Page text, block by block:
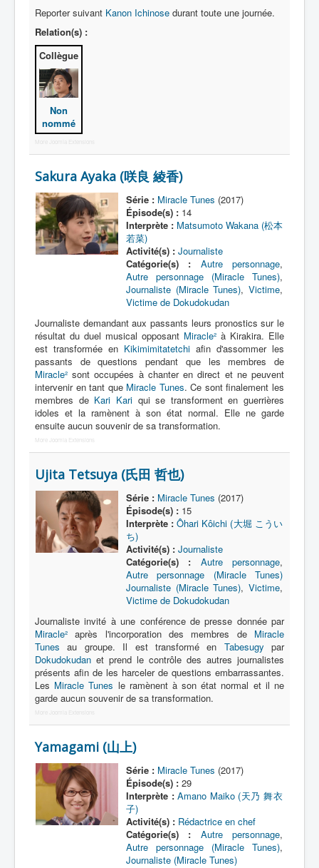
Reporter suivant Kanon Ichinose durant toute une journée.
Relation(s) :
Collègue
Non
nommé
More Joomla Extensions
Sakura Ayaka (咲良 綾香)
Série : Miracle Tunes (2017)
Épisode(s) :14
Interprète : Matsumoto Wakana (松本
若菜)
Activité(s) : Journaliste
Catégorie(s) :
Autre personnage,
Autre personnage (Miracle Tunes),
Journaliste (Miracle Tunes), Victime,
Victime de Dokudokudan
Journaliste demandant aux passants leurs pronostics sur le
résultat du duel musical opposant Miracle² à Kirakira. Elle
est transformée en Kikimimitatetchi afin d'assommer les
passants de questions pendant que les membres de
Miracle² sont occupées à chanter en direct et ne peuvent
intervenir en tant que Miracle Tunes. Ce sont finalement les
membres de Kari Kariqui se transforment en guerrières
idoles et la ramènent à son état normal. Elle ne garde
ensuite aucun souvenir de sa transformation.
More Joomla Extensions
Ujita Tetsuya (氏田 哲也)
Série : Miracle Tunes (2017)
Épisode(s) :15
Interprète : Ôhari Kôichi (大堀 こうい
ち)
Activité(s) : Journaliste
Catégorie(s) :
Autre personnage,
Autre personnage (Miracle Tunes)
Journaliste (Miracle Tunes), Victime,
Victime de Dokudokudan
Journaliste invité à une conférence de presse donnée par
Miracle² après l'incorporation des membres de Miracle
Tunes au groupe. Il est transformé en Tabesugy par
Dokudokudan et prend le contrôle des autres journalistes
présents afin de les harceler de questions embarrassantes.
Les Miracle Tunes le ramènent à son état normal et il ne
garde aucun souvenir de sa transformation.
More Joomla Extensions
Yamagami (山上)
Série : Miracle Tunes (2017)
Épisode(s) :29
Interprète : Amano Maiko (天乃 舞衣
子)
Activité(s) : Rédactrice en chef
Catégorie(s) :
Autre personnage,
Autre personnage (Miracle Tunes),
Journaliste (Miracle Tunes)